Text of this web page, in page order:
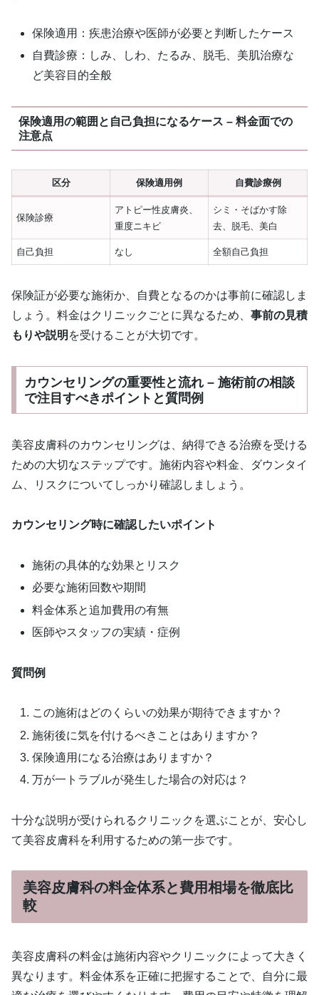
保険適用：疾患治療や医師が必要と判断したケース
自費診療：しみ、しわ、たるみ、脱毛、美肌治療な
ど美容目的全般
保険適用の範囲と自己負担になるケース – 料金面での
注意点
区分 保険適用例 自費診療例
保険診療
アトピー性皮膚炎、
重度ニキビ
シミ・そばかす除
去、脱毛、美白
自己負担 なし 全額自己負担
保険証が必要な施術か、自費となるのかは事前に確認しま
しょう。料金はクリニックごとに異なるため、 事前の見積
もりや説明 を受けることが大切です。
カウンセリングの重要性と流れ – 施術前の相談
で注目すべきポイントと質問例
美容皮膚科のカウンセリングは、納得できる治療を受ける
ための大切なステップです。施術内容や料金、ダウンタイ
ム、リスクについてしっかり確認しましょう。
カウンセリング時に確認したいポイント
施術の具体的な効果とリスク
必要な施術回数や期間
料金体系と追加費用の有無
医師やスタッフの実績・症例
質問例
この施術はどのくらいの効果が期待できますか？
施術後に気を付けるべきことはありますか？
保険適用になる治療はありますか？
万が一トラブルが発生した場合の対応は？
十分な説明が受けられるクリニックを選ぶことが、安心し
て美容皮膚科を利用するための第一歩です。
美容皮膚科の料金体系と費用相場を徹底比
較
美容皮膚科の料金は施術内容やクリニックによって大きく
異なります。料金体系を正確に把握することで、自分に最